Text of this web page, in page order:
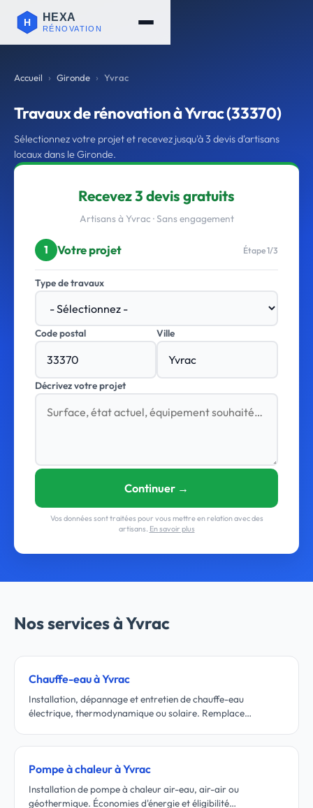
Accueil Gironde Yvrac
Travaux de rénovation à Yvrac (33370)
Sélectionnez votre projet et recevez jusqu'à 3 devis d'artisans
locaux dans le Gironde.
Recevez 3 devis gratuits
Artisans à Yvrac · Sans engagement
1 Votre projet Étape 1/3
Type de travaux
Code postal Ville
Décrivez votre projet
Continuer →
Vos données sont traitées pour vous mettre en relation avec des
artisans. En savoir plus
Nos services à Yvrac
Chauffe-eau à Yvrac
Installation, dépannage et entretien de chauffe-eau
électrique, thermodynamique ou solaire. Remplace…
Pompe à chaleur à Yvrac
Installation de pompe à chaleur air-eau, air-air ou
géothermique. Économies d'énergie et éligibilité…